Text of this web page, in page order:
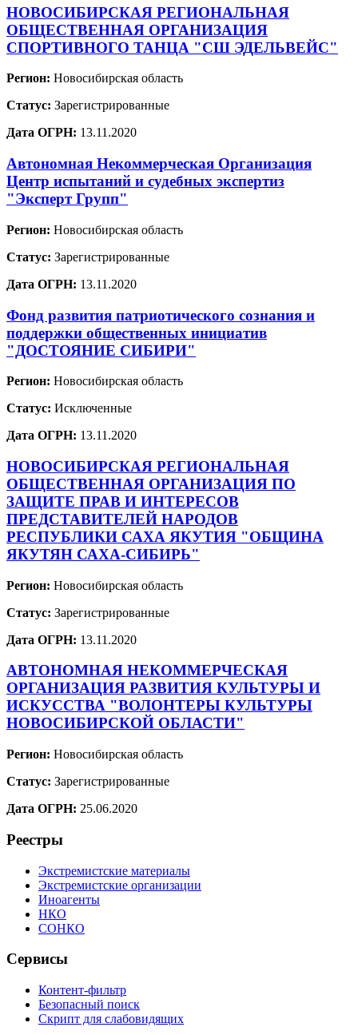
НОВОСИБИРСКАЯ РЕГИОНАЛЬНАЯ
ОБЩЕСТВЕННАЯ ОРГАНИЗАЦИЯ
СПОРТИВНОГО ТАНЦА "СШ ЭДЕЛЬВЕЙС"
Регион: Новосибирская область
Статус: Зарегистрированные
Дата ОГРН: 13.11.2020
Автономная Некоммерческая Организация
Центр испытаний и судебных экспертиз
"Эксперт Групп"
Регион: Новосибирская область
Статус: Зарегистрированные
Дата ОГРН: 13.11.2020
Фонд развития патриотического сознания и
поддержки общественных инициатив
"ДОСТОЯНИЕ СИБИРИ"
Регион: Новосибирская область
Статус: Исключенные
Дата ОГРН: 13.11.2020
НОВОСИБИРСКАЯ РЕГИОНАЛЬНАЯ
ОБЩЕСТВЕННАЯ ОРГАНИЗАЦИЯ ПО
ЗАЩИТЕ ПРАВ И ИНТЕРЕСОВ
ПРЕДСТАВИТЕЛЕЙ НАРОДОВ
РЕСПУБЛИКИ САХА ЯКУТИЯ "ОБЩИНА
ЯКУТЯН САХА-СИБИРЬ"
Регион: Новосибирская область
Статус: Зарегистрированные
Дата ОГРН: 13.11.2020
АВТОНОМНАЯ НЕКОММЕРЧЕСКАЯ
ОРГАНИЗАЦИЯ РАЗВИТИЯ КУЛЬТУРЫ И
ИСКУССТВА "ВОЛОНТЕРЫ КУЛЬТУРЫ
НОВОСИБИРСКОЙ ОБЛАСТИ"
Регион: Новосибирская область
Статус: Зарегистрированные
Дата ОГРН: 25.06.2020
Реестры
Экстремистские материалы
Экстремистские организации
Иноагенты
НКО
СОНКО
Сервисы
Контент-фильтр
Безопасный поиск
Скрипт для слабовидящих